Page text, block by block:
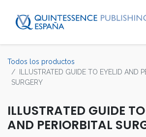
Todos los productos
ILLUSTRATED GUIDE TO EYELID AND
SURGERY
ILLUSTRATED GUIDE
AND PERIORBITAL